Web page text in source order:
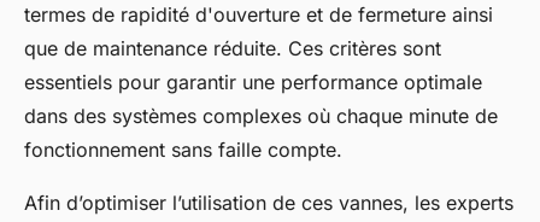
termes de rapidité d'ouverture et de fermeture ainsi
que de maintenance réduite. Ces critères sont
essentiels pour garantir une performance optimale
dans des systèmes complexes où chaque minute de
fonctionnement sans faille compte.
Afin d’optimiser l’utilisation de ces vannes, les experts